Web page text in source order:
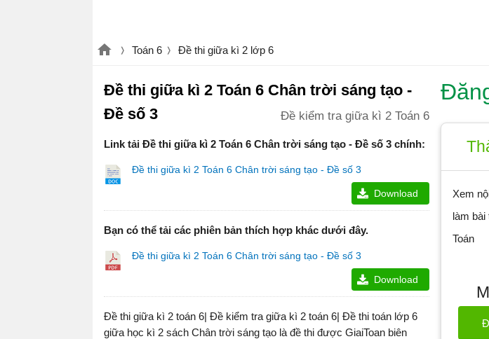
Toán 6 Đề thi giữa kì 2 lớp 6
Đề thi giữa kì 2 Toán 6 Chân trời sáng tạo -
Đề số 3
Đề kiểm tra giữa kì 2 Toán 6
Link tải Đề thi giữa kì 2 Toán 6 Chân trời sáng tạo - Đề số 3 chính:
Đề thi giữa kì 2 Toán 6 Chân trời sáng tạo - Đề số 3
Download
Bạn có thể tải các phiên bản thích hợp khác dưới đây.
Đề thi giữa kì 2 Toán 6 Chân trời sáng tạo - Đề số 3
Download
Đề thi giữa kì 2 toán 6| Đề kiểm tra giữa kì 2 toán 6| Đề thi toán lớp 6
giữa học kì 2 sách Chân trời sáng tạo là đề thi được GiaiToan biên
Xem
làm bài
Toán